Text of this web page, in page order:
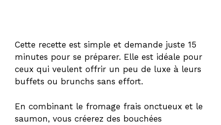
Cette recette est simple et demande juste 15
minutes pour se préparer. Elle est idéale pour
ceux qui veulent offrir un peu de luxe à leurs
buffets ou brunchs sans effort.
En combinant le fromage frais onctueux et le
saumon, vous créerez des bouchées